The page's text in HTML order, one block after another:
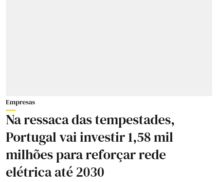
Empresas
Na ressaca das tempestades,
Portugal vai investir 1,58 mil
milhões para reforçar rede
elétrica até 2030